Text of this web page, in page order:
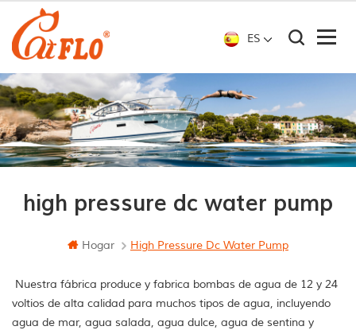
ES
high pressure dc water pump
Hogar High Pressure Dc Water Pump
Nuestra fábrica produce y fabrica bombas de agua de 12 y 24
voltios de alta calidad para muchos tipos de agua, incluyendo
agua de mar, agua salada, agua dulce, agua de sentina y